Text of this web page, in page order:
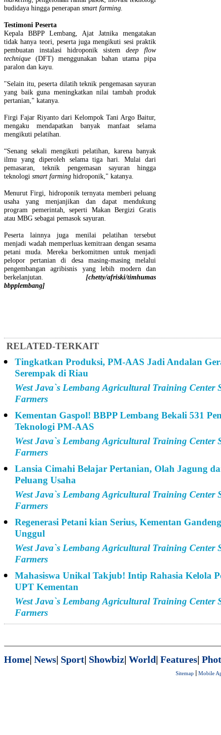
budidaya hingga penerapan smart farming.
Testimoni Peserta
Kepala BBPP Lembang, Ajat Jatnika mengatakan
tidak hanya teori, peserta juga mengikuti sesi praktik
pembuatan instalasi hidroponik sistem deep flow
technique (DFT) menggunakan bahan utama pipa
paralon dan kayu.
"Selain itu, peserta dilatih teknik pengemasan sayuran
yang baik guna meningkatkan nilai tambah produk
pertanian," katanya.
Firgi Fajar Riyanto dari Kelompok Tani Argo Baitur,
mengaku mendapatkan banyak manfaat selama
mengikuti pelatihan.
“Senang sekali mengikuti pelatihan, karena banyak
ilmu yang diperoleh selama tiga hari. Mulai dari
pemasaran, teknik pengemasan sayuran hingga
teknologi smart farming hidroponik," katanya.
Menurut Firgi, hidroponik ternyata memberi peluang
usaha yang menjanjikan dan dapat mendukung
program pemerintah, seperti Makan Bergizi Gratis
atau MBG sebagai pemasok sayuran.
Peserta lainnya juga menilai pelatihan tersebut
menjadi wadah memperluas kemitraan dengan sesama
petani muda. Mereka berkomitmen untuk menjadi
pelopor pertanian di desa masing-masing melalui
pengembangan agribisnis yang lebih modern dan
berkelanjutan. [chetty/afriski/timhumas
bbpplembang]
RELATED-TERKAIT
Tingkatkan Produksi, PM-AAS Jadi Andalan
Serempak di Riau
West Java`s Lembang Agricultural Training Center
Farmers
Kementan Gaspol! BBPP Lembang Bekali 531
Teknologi PM-AAS
West Java`s Lembang Agricultural Training Center
Farmers
Lansia Cimahi Belajar Pertanian, Olah Jagung
Peluang Usaha
West Java`s Lembang Agricultural Training Center
Farmers
Regenerasi Petani kian Serius, Kementan
Unggul
West Java`s Lembang Agricultural Training Center
Farmers
Mahasiswa Unikal Takjub! Intip Rahasia Kelola
UPT Kementan
West Java`s Lembang Agricultural Training Center
Farmers
Home| News| Sport| Showbiz| World| Features|
Sitemap Mobile